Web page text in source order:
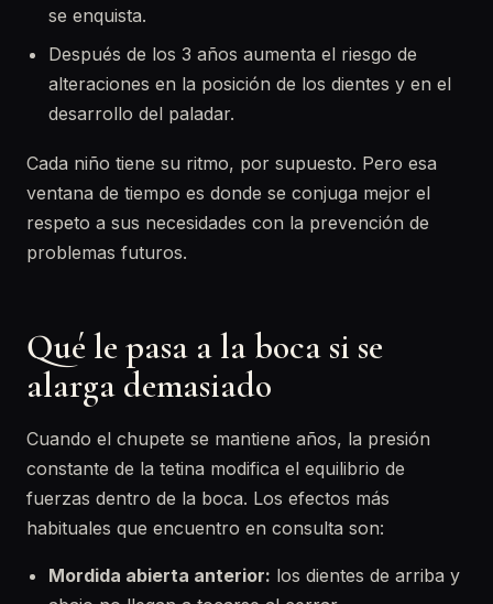
se enquista.
Después de los 3 años aumenta el riesgo de
alteraciones en la posición de los dientes y en el
desarrollo del paladar.
Cada niño tiene su ritmo, por supuesto. Pero esa
ventana de tiempo es donde se conjuga mejor el
respeto a sus necesidades con la prevención de
problemas futuros.
Qué le pasa a la boca si se
alarga demasiado
Cuando el chupete se mantiene años, la presión
constante de la tetina modifica el equilibrio de
fuerzas dentro de la boca. Los efectos más
habituales que encuentro en consulta son:
Mordida abierta anterior: los dientes de arriba y